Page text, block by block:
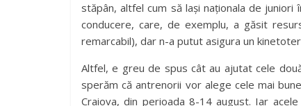
stăpân, altfel cum să lași naționala de juniori
conducere, care, de exemplu, a găsit
remarcabil), dar n-a putut asigura un
Altfel, e greu de spus cât au ajutat cele
sperăm că antrenorii vor alege cele mai
Craiova, din perioada 8-14 august. Iar